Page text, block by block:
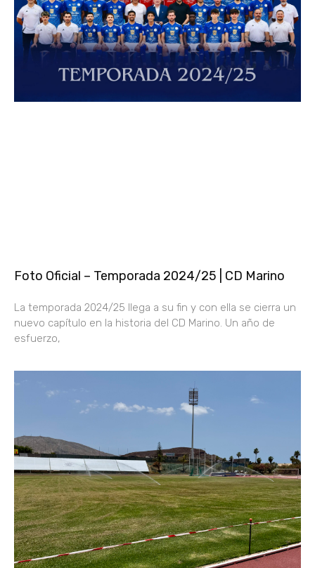
Foto Oficial – Temporada 2024/25 | CD Marino
La temporada 2024/25 llega a su fin y con ella se cierra un
nuevo capítulo en la historia del CD Marino. Un año de
esfuerzo,